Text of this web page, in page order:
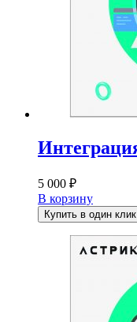
5 000 ₽
В корзину
Купить в один клик